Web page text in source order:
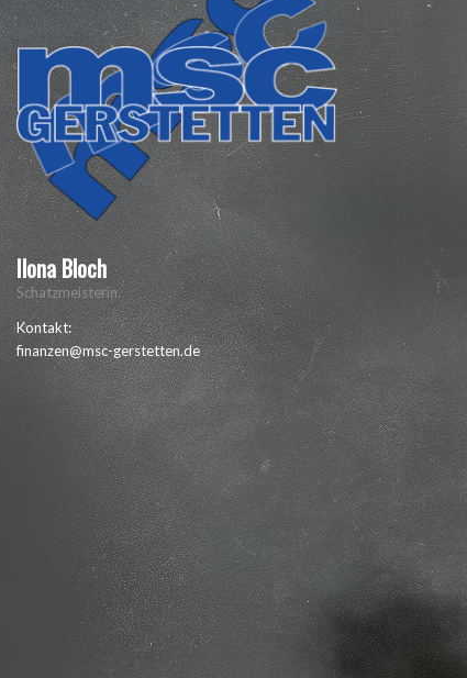
Ilona Bloch
Schatzmeisterin
Kontakt:
finanzen@msc-gerstetten.de